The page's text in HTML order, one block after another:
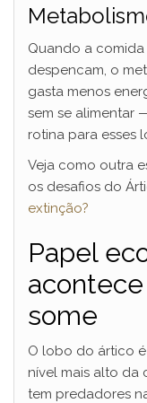
Quando a comida
despencam, o
gasta menos
sem se alimentar
rotina para esses
Veja como outra
os desafios do
extinção?
Papel
some
O lobo do ártico
nível mais alto da
tem predadores